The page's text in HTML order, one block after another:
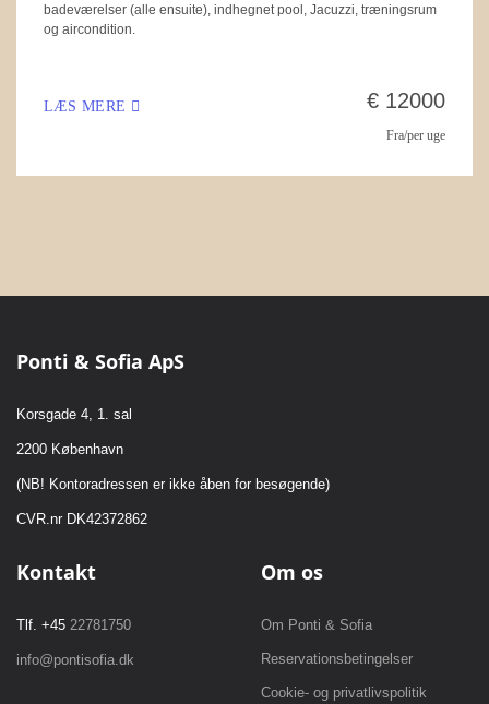
badeværelser (alle ensuite), indhegnet pool, Jacuzzi, træningsrum
og aircondition.
LÆS MERE € 12000
Fra/per uge
Ponti & Sofia ApS
Korsgade 4, 1. sal
2200 København
(NB! Kontoradressen er ikke åben for besøgende)
CVR.nr DK42372862
Kontakt
Tlf. +45 22781750
info@pontisofia.dk
Om os
Om Ponti & Sofia
Reservationsbetingelser
Cookie- og privatlivspolitik